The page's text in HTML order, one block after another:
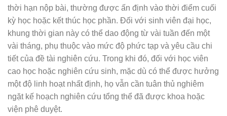
thời hạn nộp bài, thường được ấn định vào thời điểm cuối
kỳ học hoặc kết thúc học phần. Đối với sinh viên đại học,
khung thời gian này có thể dao động từ vài tuần đến một
vài tháng, phụ thuộc vào mức độ phức tạp và yêu cầu chi
tiết của đề tài nghiên cứu. Trong khi đó, đối với học viên
cao học hoặc nghiên cứu sinh, mặc dù có thể được hưởng
một độ linh hoạt nhất định, họ vẫn cần tuân thủ nghiêm
ngặt kế hoạch nghiên cứu tổng thể đã được khoa hoặc
viện phê duyệt.